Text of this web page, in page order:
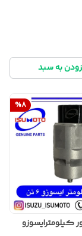
به سبد
%8
کیلومترایسوزو